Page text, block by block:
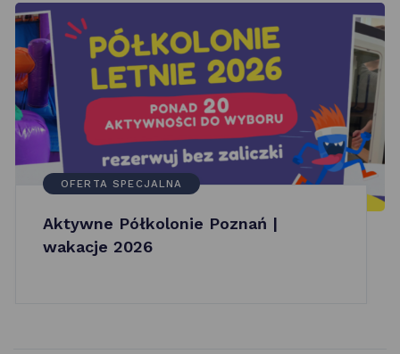
OFERTA SPECJALNA
Aktywne Półkolonie Poznań |
wakacje 2026